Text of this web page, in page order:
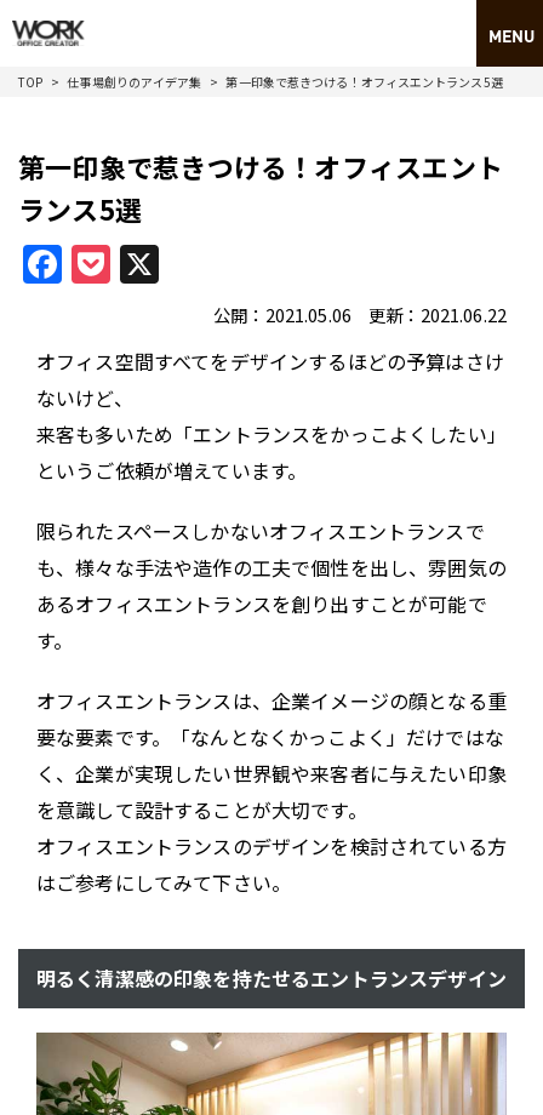
TOP 仕事場創りのアイデア集 第一印象で惹きつける！オフィスエントランス5選
第一印象で惹きつける！オフィスエント
ランス5選
Facebook
Pocket
公開：2021.05.06 更新：2021.06.22
オフィス空間すべてをデザインするほどの予算はさけ
ないけど、
来客も多いため「エントランスをかっこよくしたい」
というご依頼が増えています。
限られたスペースしかないオフィスエントランスで
も、様々な手法や造作の工夫で個性を出し、雰囲気の
あるオフィスエントランスを創り出すことが可能で
す。
オフィスエントランスは、企業イメージの顔となる重
要な要素です。「なんとなくかっこよく」だけではな
く、企業が実現したい世界観や来客者に与えたい印象
を意識して設計することが大切です。
オフィスエントランスのデザインを検討されている方
はご参考にしてみて下さい。
明るく清潔感の印象を持たせるエントランスデザイン